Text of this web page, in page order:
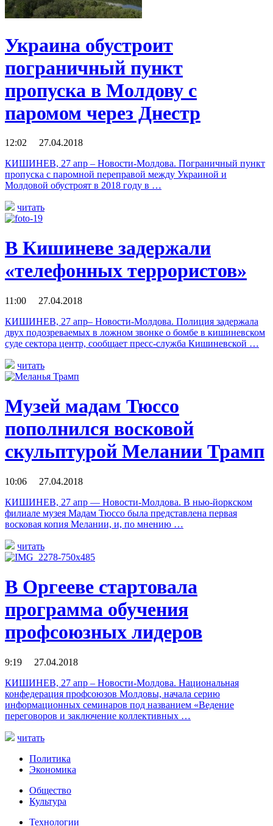
Украина обустроит
пограничный пункт
пропуска в Молдову с
паромом через Днестр
12:02 27.04.2018
КИШИНЕВ, 27 апр – Новости-Молдова. Пограничный пункт
пропуска с паромной переправой между Украиной и
Молдовой обустроят в 2018 году в …
читать
В Кишиневе задержали
«телефонных террористов»
11:00 27.04.2018
КИШИНЕВ, 27 апр– Новости-Молдова. Полиция задержала
двух подозреваемых в ложном звонке о бомбе в кишиневском
суде сектора центр, сообщает пресс-служба Кишиневской …
читать
Музей мадам Тюссо
пополнился восковой
скульптурой Мелании Трамп
10:06 27.04.2018
КИШИНЕВ, 27 апр — Новости-Молдова. В нью-йоркском
филиале музея Мадам Тюссо была представлена первая
восковая копия Мелании, и, по мнению …
читать
В Оргееве стартовала
программа обучения
профсоюзных лидеров
9:19 27.04.2018
КИШИНЕВ, 27 апр – Новости-Молдова. Национальная
конфедерация профсоюзов Молдовы, начала серию
информационных семинаров под названием «Ведение
переговоров и заключение коллективных …
читать
Политика
Экономика
Общество
Культура
Технологии